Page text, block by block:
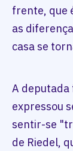
frente, que
as
casa se
A deputada
expressou
sentir-se
de Riedel,